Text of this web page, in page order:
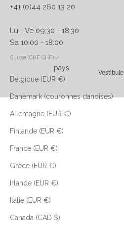
+41 (0)44 260 13 20
Lu - Ve 09:30 - 18:30
Sa 10:00 - 18:00
Suisse (CHF CHF)
pays
Belgique (EUR €)
Danemark (couronnes danoises)
Allemagne (EUR €)
Finlande (EUR €)
France (EUR €)
Grèce (EUR €)
Irlande (EUR €)
Italie (EUR €)
Canada (CAD $)
Vestibule